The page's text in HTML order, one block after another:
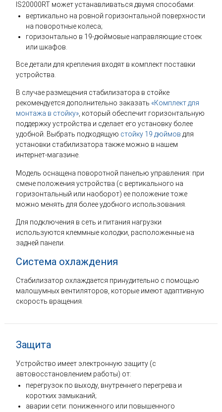
IS20000RT может устанавливаться двумя способами:
вертикально на ровной горизонтальной поверхности
на поворотные колеса;
горизонтально в 19-дюймовые направляющие стоек
или шкафов.
Все детали для крепления входят в комплект поставки
устройства.
В случае размещения стабилизатора в стойке
рекомендуется дополнительно заказать «Комплект для
монтажа в стойку», который обеспечит горизонтальную
поддержку устройства и сделает его установку более
удобной. Выбрать подходящую стойку 19 дюймов для
установки стабилизатора также можно в нашем
интернет-магазине.
Модель оснащена поворотной панелью управления: при
смене положения устройства (с вертикального на
горизонтальный или наоборот) ее положение тоже
можно менять для более удобного использования.
Для подключения в сеть и питания нагрузки
используются клеммные колодки, расположенные на
задней панели.
Система охлаждения
Стабилизатор охлаждается принудительно с помощью
малошумных вентиляторов, которые имеют адаптивную
скорость вращения.
Защита
Устройство имеет электронную защиту (с
автовосстановлением работы) от:
перегрузок по выходу, внутреннего перегрева и
коротких замыканий;
аварии сети: пониженного или повышенного